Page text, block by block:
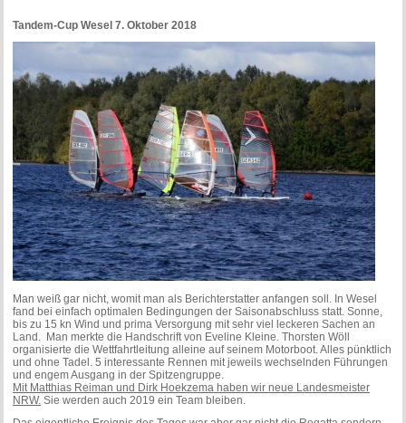
Tandem-Cup Wesel 7. Oktober 2018
Man weiß gar nicht, womit man als Berichterstatter anfangen soll. In Wesel
fand bei einfach optimalen Bedingungen der Saisonabschluss statt. Sonne,
bis zu 15 kn Wind und prima Versorgung mit sehr viel leckeren Sachen an
Land. Man merkte die Handschrift von Eveline Kleine. Thorsten Wöll
organisierte die Wettfahrtleitung alleine auf seinem Motorboot. Alles pünktlich
und ohne Tadel. 5 interessante Rennen mit jeweils wechselnden Führungen
und engem Ausgang in der Spitzengruppe.
Mit Matthias Reiman und Dirk Hoekzema haben wir neue Landesmeister
NRW. Sie werden auch 2019 ein Team bleiben.